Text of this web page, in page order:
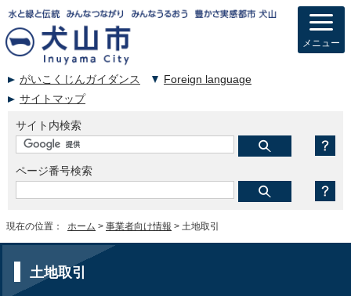
がいこくじんガイダンス
Foreign language
サイトマップ
サイト内検索
ページ番号検索
メニュー
現在の位置： ホーム > 事業者向け情報 > 土地取引
土地取引